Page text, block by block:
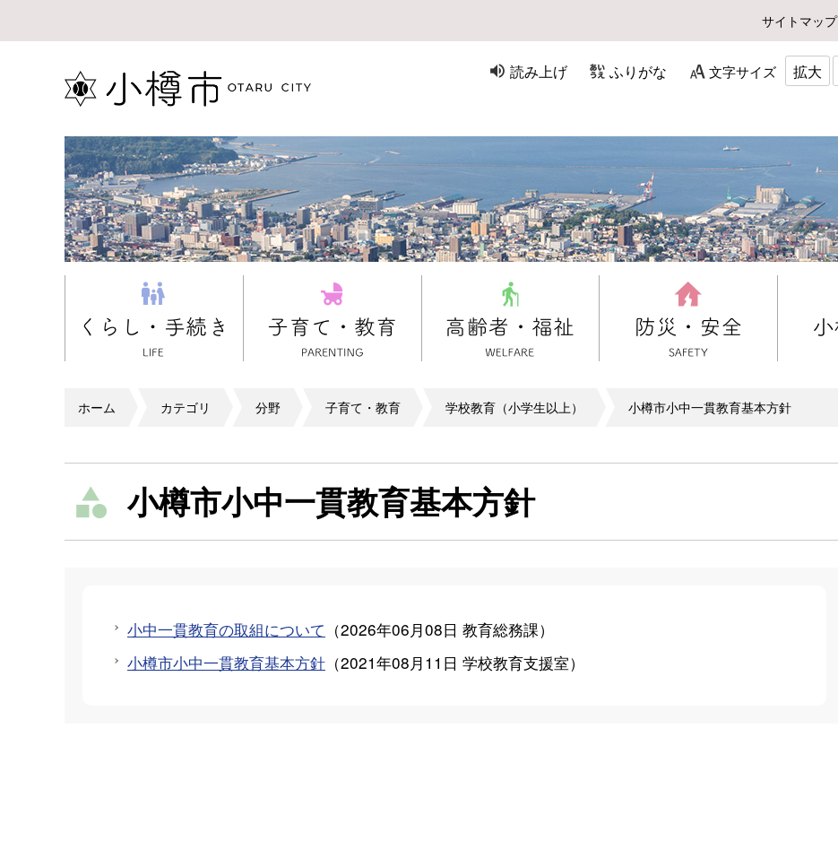
サイトマップ
読み上げ ふりがな 文字サイズ 拡大
ホーム カテゴリ 分野 子育て・教育 学校教育（小学生以上） 小樽市小中一貫教育基本方針
小樽市小中一貫教育基本方針
小中一貫教育の取組について （2026年06月08日 教育総務課）
小樽市小中一貫教育基本方針 （2021年08月11日 学校教育支援室）